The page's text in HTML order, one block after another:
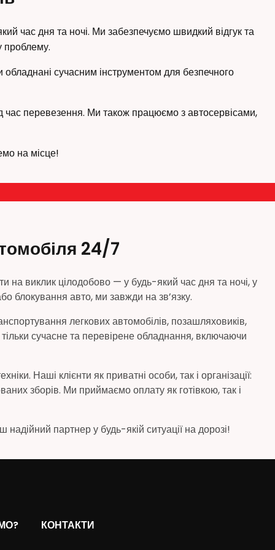
час дня та ночі. Ми забезпечуємо швидкий відгук та
проблему.
сучасним інструментом для безпечного
час перевезення. Ми також працюємо з автосервісами,
на місце!
24/7
на виклик цілодобово — у будь-який час дня та ночі, у
блокування авто, ми завжди на зв’язку.
легкових автомобілів, позашляховиків,
сучасне та перевірене обладнання, включаючи
Наші клієнти як приватні особи, так і організації:
зборів. Ми приймаємо оплату як готівкою, так і
партнер у будь-якій ситуації на дорозі!
КОНТАКТИ